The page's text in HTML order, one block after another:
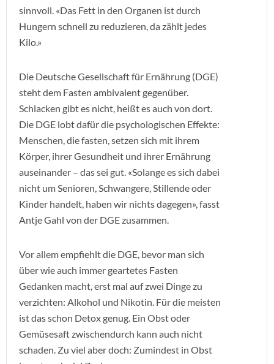
sinnvoll. «Das Fett in den Organen ist durch
Hungern schnell zu reduzieren, da zählt jedes
Kilo.»
Die Deutsche Gesellschaft für Ernährung (DGE)
steht dem Fasten ambivalent gegenüber.
Schlacken gibt es nicht, heißt es auch von dort.
Die DGE lobt dafür die psychologischen Effekte:
Menschen, die fasten, setzen sich mit ihrem
Körper, ihrer Gesundheit und ihrer Ernährung
auseinander – das sei gut. «Solange es sich dabei
nicht um Senioren, Schwangere, Stillende oder
Kinder handelt, haben wir nichts dagegen», fasst
Antje Gahl von der DGE zusammen.
Vor allem empfiehlt die DGE, bevor man sich
über wie auch immer geartetes Fasten
Gedanken macht, erst mal auf zwei Dinge zu
verzichten: Alkohol und Nikotin. Für die meisten
ist das schon Detox genug. Ein Obst oder
Gemüsesaft zwischendurch kann auch nicht
schaden. Zu viel aber doch: Zumindest in Obst